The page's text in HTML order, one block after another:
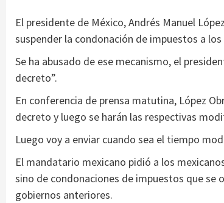
El presidente de México, Andrés Manuel
suspender la condonación de impuestos a
Se ha abusado de ese mecanismo, el
decreto”.
En conferencia de prensa matutina, López
decreto y luego se harán las respectivas
Luego voy a enviar cuando sea el tiempo
El mandatario mexicano pidió a los
sino de condonaciones de impuestos que se
gobiernos anteriores.